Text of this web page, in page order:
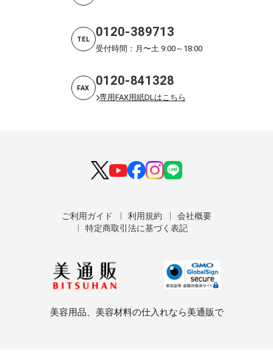
TEL 0120-389713
受付時間：月〜土 9:00～18:00
FAX 0120-841328
専用FAX用紙DLはこちら
ご利用ガイド 利用規約
会社概要
特定商取引法に基づく表記
美容用品、美容材料の仕入れなら美通販で